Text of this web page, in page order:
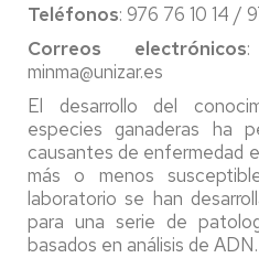
Teléfonos: 976 76 10 14 /
Correos electrónicos:
minma@unizar.es
El desarrollo del
especies ganaderas ha
causantes de enfermedad
más o menos
laboratorio se han
para una serie de
basados en análisis de ADN.